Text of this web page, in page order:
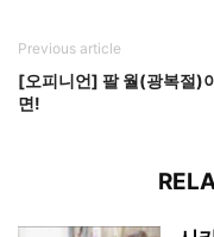
Previous article
[오피니언] 팔 월(광복절)
면!